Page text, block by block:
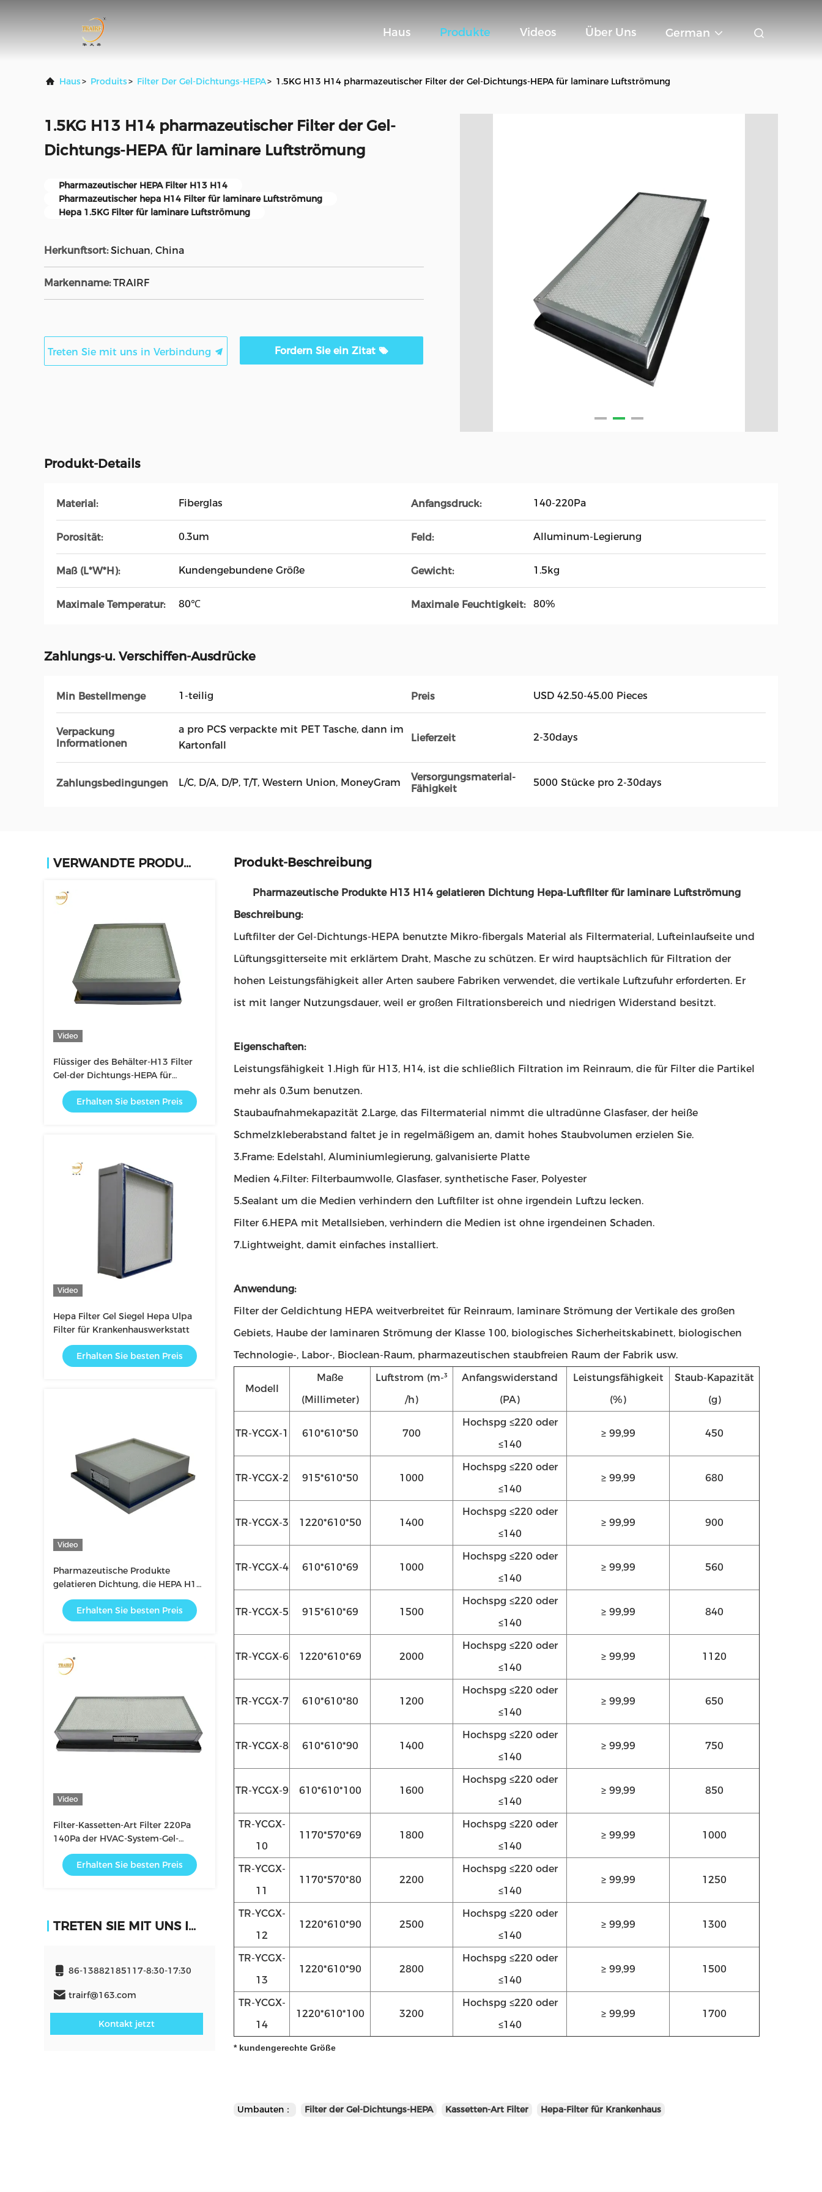
Haus Produkte Videos Über Uns German
Haus> Produits> Filter Der Gel-Dichtungs-HEPA> 1.5KG H13 H14 pharmazeutischer Filter der Gel-Dichtungs-HEPA für laminare Luftströmung
1.5KG H13 H14 pharmazeutischer Filter der Gel-
Dichtungs-HEPA für laminare Luftströmung
Pharmazeutischer HEPA Filter H13 H14
Pharmazeutischer hepa H14 Filter für laminare Luftströmung
Hepa 1.5KG Filter für laminare Luftströmung
Herkunftsort: Sichuan, China
Markenname: TRAIRF
Treten Sie mit uns in Verbindung Fordern Sie ein Zitat
Produkt-Details
Material: Fiberglas Anfangsdruck: 140-220Pa
Porosität: 0.3um Feld: Alluminum-Legierung
Maß (L*W*H): Kundengebundene Größe Gewicht: 1.5kg
Maximale Temperatur: 80℃ Maximale Feuchtigkeit: 80%
Zahlungs-u. Verschiffen-Ausdrücke
Min Bestellmenge 1-teilig Preis USD 42.50-45.00 Pieces
Verpackung
Informationen
a pro PCS verpackte mit PET Tasche, dann im
Kartonfall
Lieferzeit 2-30days
Zahlungsbedingungen L/C, D/A, D/P, T/T, Western Union, MoneyGram
Versorgungsmaterial-
Fähigkeit
5000 Stücke pro 2-30days
VERWANDTE PRODUKTE
Video
Flüssiger des Behälter-H13 Filter
Gel-der Dichtungs-HEPA für
Reinraum HVAC-System
Erhalten Sie besten Preis
Video
Hepa Filter Gel Siegel Hepa Ulpa
Filter für Krankenhauswerkstatt
Erhalten Sie besten Preis
Video
Pharmazeutische Produkte
gelatieren Dichtung, die HEPA H14
blätterigen Luftfilter 700m3/H
filternErhalten Sie besten Preis
Video
Filter-Kassetten-Art Filter 220Pa
140Pa der HVAC-System-Gel-
Dichtungs-HEPA
Erhalten Sie besten Preis
TRETEN SIE MIT UNS IN VERBINDUNG
86-13882185117-8:30-17:30
trairf@163.com
Kontakt jetzt
Produkt-Beschreibung
Pharmazeutische Produkte H13 H14 gelatieren Dichtung Hepa-Luftfilter für laminare Luftströmung
Beschreibung:
Luftfilter der Gel-Dichtungs-HEPA benutzte Mikro-fibergals Material als Filtermaterial, Lufteinlaufseite und
Lüftungsgitterseite mit erklärtem Draht, Masche zu schützen. Er wird hauptsächlich für Filtration der
hohen Leistungsfähigkeit aller Arten saubere Fabriken verwendet, die vertikale Luftzufuhr erforderten. Er
ist mit langer Nutzungsdauer, weil er großen Filtrationsbereich und niedrigen Widerstand besitzt.
Eigenschaften:
Leistungsfähigkeit 1.High für H13, H14, ist die schließlich Filtration im Reinraum, die für Filter die Partikel
mehr als 0.3um benutzen.
Staubaufnahmekapazität 2.Large, das Filtermaterial nimmt die ultradünne Glasfaser, der heiße
Schmelzkleberabstand faltet je in regelmäßigem an, damit hohes Staubvolumen erzielen Sie.
3.Frame: Edelstahl, Aluminiumlegierung, galvanisierte Platte
Medien 4.Filter: Filterbaumwolle, Glasfaser, synthetische Faser, Polyester
5.Sealant um die Medien verhindern den Luftfilter ist ohne irgendein Luftzu lecken.
Filter 6.HEPA mit Metallsieben, verhindern die Medien ist ohne irgendeinen Schaden.
7.Lightweight, damit einfaches installiert.
Anwendung:
Filter der Geldichtung HEPA weitverbreitet für Reinraum, laminare Strömung der Vertikale des großen
Gebiets, Haube der laminaren Strömung der Klasse 100, biologisches Sicherheitskabinett, biologischen
Technologie-, Labor-, Bioclean-Raum, pharmazeutischen staubfreien Raum der Fabrik usw.
Modell
Maße
(Millimeter)
Luftstrom (m-³
/h)
Anfangswiderstand
(PA)
Leistungsfähigkeit
(%)
Staub-Kapazität
(g)
TR-YCGX-1 610*610*50 700
Hochspg ≤220 oder
≤140
≥ 99,99 450
TR-YCGX-2 915*610*50 1000
Hochspg ≤220 oder
≤140
≥ 99,99 680
TR-YCGX-3 1220*610*50 1400
Hochspg ≤220 oder
≤140
≥ 99,99 900
TR-YCGX-4 610*610*69 1000
Hochspg ≤220 oder
≤140
≥ 99,99 560
TR-YCGX-5 915*610*69 1500
Hochspg ≤220 oder
≤140
≥ 99,99 840
TR-YCGX-6 1220*610*69 2000
Hochspg ≤220 oder
≤140
≥ 99,99 1120
TR-YCGX-7 610*610*80 1200
Hochspg ≤220 oder
≤140
≥ 99,99 650
TR-YCGX-8 610*610*90 1400
Hochspg ≤220 oder
≤140
≥ 99,99 750
TR-YCGX-9 610*610*100 1600
Hochspg ≤220 oder
≤140
≥ 99,99 850
TR-YCGX-
10
1170*570*69 1800
Hochspg ≤220 oder
≤140
≥ 99,99 1000
TR-YCGX-
11
1170*570*80 2200
Hochspg ≤220 oder
≤140
≥ 99,99 1250
TR-YCGX-
12
1220*610*90 2500
Hochspg ≤220 oder
≤140
≥ 99,99 1300
TR-YCGX-
13
1220*610*90 2800
Hochspg ≤220 oder
≤140
≥ 99,99 1500
TR-YCGX-
14
1220*610*100 3200
Hochspg ≤220 oder
≤140
≥ 99,99 1700
* kundengerechte Größe
Umbauten： Filter der Gel-Dichtungs-HEPA Kassetten-Art Filter Hepa-Filter für Krankenhaus